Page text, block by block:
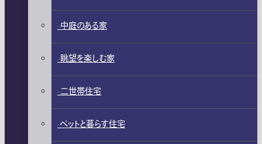
中庭のある家
眺望を楽しむ家
二世帯住宅
ペットと暮らす住宅